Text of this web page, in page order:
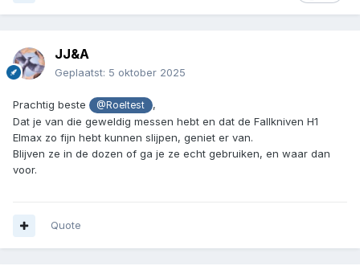
JJ&A
Geplaatst: 5 oktober 2025
Prachtig beste @Roeltest
,
Dat je van die geweldig messen hebt en dat de Fallkniven H1
Elmax zo fijn hebt kunnen slijpen, geniet er van.
Blijven ze in de dozen of ga je ze echt gebruiken, en waar dan
voor.
Quote